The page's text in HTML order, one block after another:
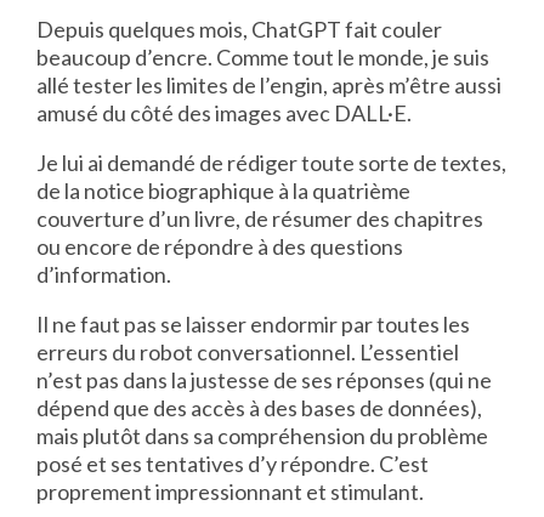
Depuis quelques mois, ChatGPT fait couler
beaucoup d’encre. Comme tout le monde, je suis
allé tester les limites de l’engin, après m’être aussi
amusé du côté des images avec DALL·E.
Je lui ai demandé de rédiger toute sorte de textes,
de la notice biographique à la quatrième
couverture d’un livre, de résumer des chapitres
ou encore de répondre à des questions
d’information.
Il ne faut pas se laisser endormir par toutes les
erreurs du robot conversationnel. L’essentiel
n’est pas dans la justesse de ses réponses (qui ne
dépend que des accès à des bases de données),
mais plutôt dans sa compréhension du problème
posé et ses tentatives d’y répondre. C’est
proprement impressionnant et stimulant.